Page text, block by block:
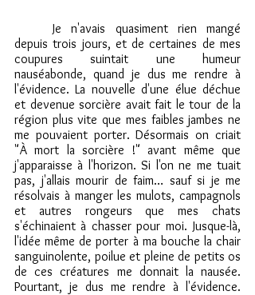
	Je n'avais quasiment rien mangé
depuis trois jours, et de certaines de mes
coupures suintait une humeur
nauséabonde, quand je dus me rendre à
l'évidence. La nouvelle d'une élue déchue
et devenue sorcière avait fait le tour de la
région plus vite que mes faibles jambes ne
me pouvaient porter. Désormais on criait
"À mort la sorcière !" avant même que
j'apparaisse à l'horizon. Si l'on ne me tuait
pas, j'allais mourir de faim… sauf si je me
résolvais à manger les mulots, campagnols
et autres rongeurs que mes chats
s'échinaient à chasser pour moi. Jusque-là,
l'idée même de porter à ma bouche la chair
sanguinolente, poilue et pleine de petits os
de ces créatures me donnait la nausée.
Pourtant, je dus me rendre à l'évidence.